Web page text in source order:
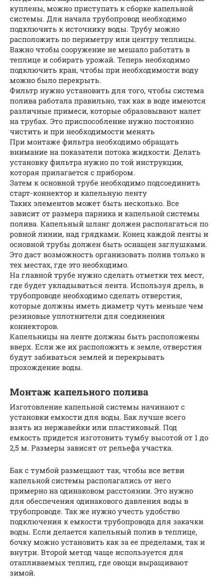
куплены, можно приступать к сборке капельной
системы. Для начала трубопровод необходимо
подключить к источнику воды. Трубу можно
расположить по периметру или центру теплицы.
Важно чтобы сооружение не мешало работать в
теплице и собирать урожай. Теперь необходимо
подключить кран, чтобы при необходимости воду
можно было перекрыть.
Фильтр нужно установить для того, чтобы система
полива работала правильно, так как в воде имеются
различные примеси, которые образовывают налет
на трубах. Это приспособление нужно постоянно
чистить и при необходимости менять
При монтаже фильтра необходимо обращать
внимание на показатели потока жидкости. Делать
установку фильтра нужно по той инструкции,
которая прилагается с прибором.
Затем к основной трубе необходимо подсоединить
старт-коннектор и капельную ленту
Таких элементов может быть несколько. Все
зависит от размера парника и капельной системы
полива. Капельный шланг должен располагаться по
ровной линии, над грядками. Конец каждой ленты и
основной трубы должен быть оснащен заглушками.
Это даст возможность организовать полив только в
тех местах, где это необходимо.
На главной трубе нужно сделать отметки тех мест,
где будет укладываться лента. Используя дрель, в
трубопроводе необходимо сделать отверстия,
которые должны иметь диаметр чуть меньше чем
резиновые уплотнители для соединения
коннекторов.
Капельницы на ленте должны быть расположены
вверх. Если же их расположить к земле, отверстия
будут забиваться землей и перекрывать
прохождение воды.
Монтаж капельного полива
Изготовление капельной системы начинают с
установки емкости для воды. Бак лучше всего
взять из нержавейки или пластиковый. Под
емкость придется изготовить тумбу высотой от 1 до
2,5 м. Размеры зависят от рельефа участка.
Бак с тумбой размещают так, чтобы все ветви
капельной системы располагались от него
примерно на одинаковом расстоянии. Это нужно
для обеспечения одинакового давления воды в
трубопроводе. Так же нужно учесть удобство
подключения к емкости трубопровода для закачки
воды. Если делается капельный полив в теплице,
бочку можно установить как за ее пределами, так и
внутри. Второй метод чаще используется для
отапливаемых теплиц, где овощи выращивают
зимой.